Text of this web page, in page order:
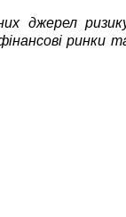
джерел
ринки